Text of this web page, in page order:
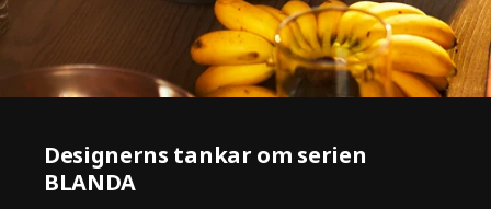
Designerns tankar om serien
BLANDA